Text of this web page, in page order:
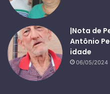
|Nota de
Antônio
idade
06/05/2024